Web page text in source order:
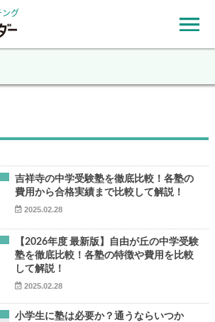
ング
吉祥寺の中学受験塾を徹底比較！各塾の
費用から合格実績まで比較して解説！
2025.02.28
【2026年度 最新版】自由が丘の中学受験
塾を徹底比較！各塾の特徴や費用を比較
して解説！
2025.02.28
小学生に塾は必要か？通うならいつか